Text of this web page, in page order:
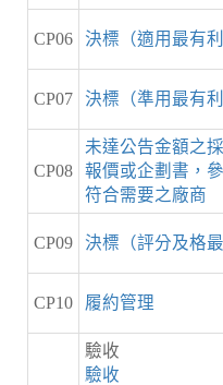
CP06 決標（適用最有利
CP07 決標（準用最有
CP08
未達公告金額之
報價或企劃書，
符合需要之廠商
CP09 決標（評分及格最
CP10 履約管理
驗收
驗收